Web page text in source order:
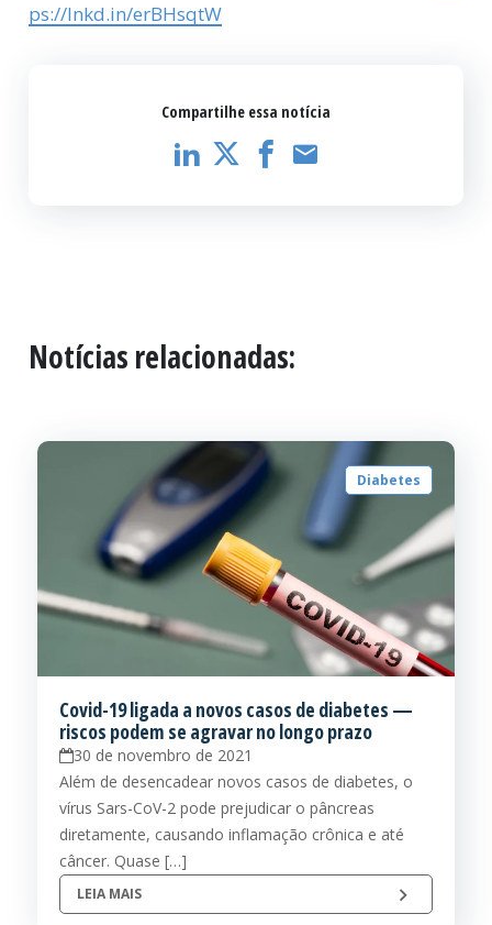
ps://lnkd.in/erBHsqtW
Compartilhe essa notícia
Notícias relacionadas:
Diabetes
Covid-19 ligada a novos casos de diabetes —
riscos podem se agravar no longo prazo
30 de novembro de 2021
Além de desencadear novos casos de diabetes, o
vírus Sars-CoV-2 pode prejudicar o pâncreas
diretamente, causando inflamação crônica e até
câncer. Quase […]
LEIA MAIS